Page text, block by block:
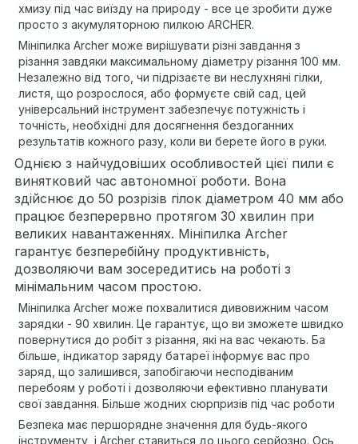
хмизу під час виїзду на природу - все це зробити дуже
просто з акумуляторною пилкою ARCHER.
Мініпилка Archer може вирішувати різні завдання з
різання завдяки максимальному діаметру різання 100 мм.
Незалежно від того, чи підрізаєте ви неслухняні гілки,
листя, що розрослося, або формуєте свій сад, цей
універсальний інструмент забезпечує потужність і
точність, необхідні для досягнення бездоганних
результатів кожного разу, коли ви берете його в руки.
Однією з найчудовіших особливостей цієї пили є
винятковий час автономної роботи. Вона
здійснює до 50 розрізів гілок діаметром 40 мм або
працює безперервно протягом 30 хвилин при
великих навантаженнях. Мініпилка Archer
гарантує безперебійну продуктивність,
дозволяючи вам зосередитись на роботі з
мінімальним часом простою.
Мініпилка Archer може похвалитися дивовижним часом
зарядки - 90 хвилин. Це гарантує, що ви зможете швидко
повернутися до робіт з різання, які на вас чекають. Ба
більше, індикатор заряду батареї інформує вас про
заряд, що залишився, запобігаючи несподіваним
перебоям у роботі і дозволяючи ефективно планувати
свої завдання. Більше жодних сюрпризів під час роботи
Безпека має першорядне значення для будь-якого
інструменту, і Archer ставиться до цього серйозно. Ось